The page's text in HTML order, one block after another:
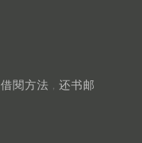
借閱方法 ， 还书邮